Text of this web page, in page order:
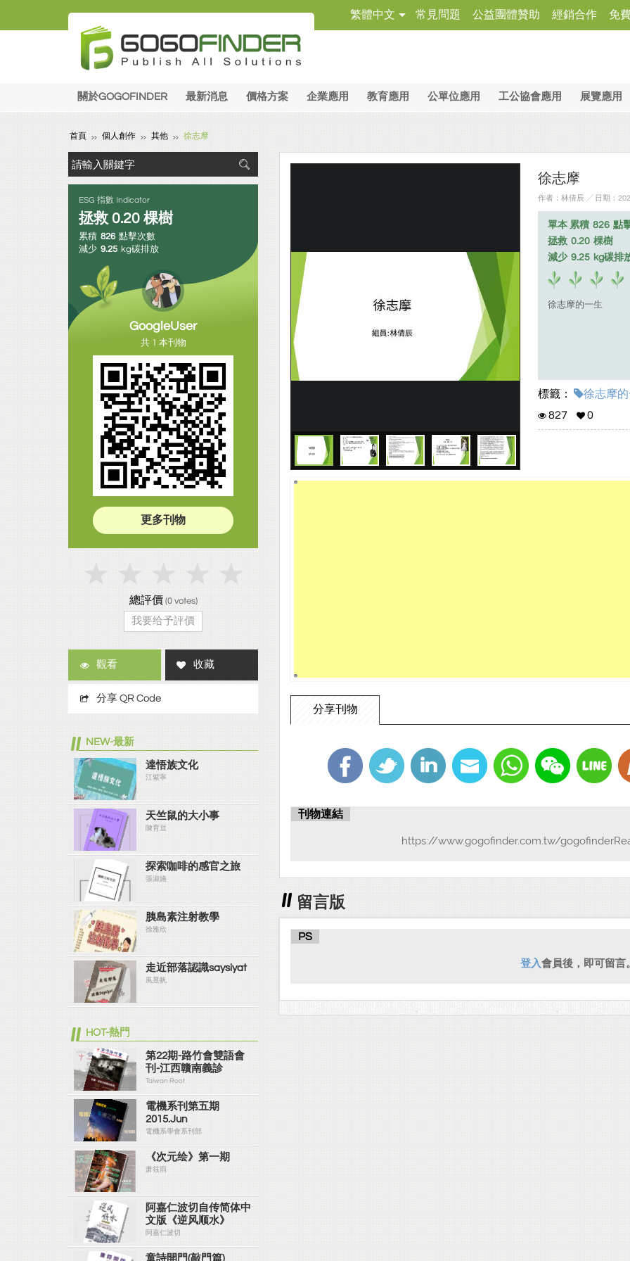
繁體中文 常見問題 公益團體贊助 經銷合作 免
關於GOGOFINDER 最新消息 價格方案 企業應用 教育應用 公單位應用 工公協會應用 展覽應用
首頁 個人創作 其他 徐志摩
徐志摩
作者：林倩辰 ╱ 日期：
單本 累積 826 點
拯救 0.20 棵樹
減少 9.25 kg碳排
徐志摩的一生
標籤：
徐志摩的
827
0
分享刊物
刊物連結
https://www.gogofinder.com.tw/
留言版
PS
登入會員後，即可留言
ESG 指數 Indicator
拯救 0.20 棵樹
累積 826 點擊次數
減少 9.25 kg碳排放
GoogleUser
共 1 本刊物
更多刊物
總評價 (0votes)
我要给予評價
觀看 收藏
分享 QR Code
NEW-最新
達悟族文化
江紫寧
天竺鼠的大小事
陳育亘
探索咖啡的感官之旅
張淑嬿
胰島素注射教學
徐雅欣
走近部落認識saysiyat
風昱帆
HOT-熱門
第22期-路竹會雙語會
刊-江西贛南義診
Taiwan Root
電機系刊第五期
2015.Jun
電機系學會系刊部
《次元绘》第一期
萧筱雨
阿嘉仁波切自传简体中
文版《逆风顺水》
阿嘉仁波切
童詩開門(敲門篇)